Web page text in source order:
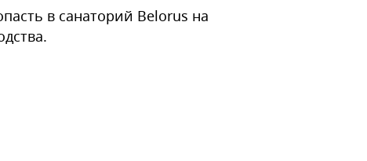
в санаторий Belorus на